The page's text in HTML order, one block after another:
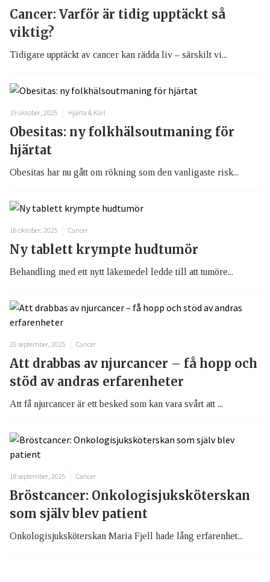
Cancer: Varför är tidig upptäckt så
viktig?
Tidigare upptäckt av cancer kan rädda liv – särskilt vi...
19 oktober, 2025 Hjärta & Kärl
Obesitas: ny folkhälsoutmaning för
hjärtat
Obesitas har nu gått om rökning som den vanligaste risk...
16 oktober, 2025 Cancer
Ny tablett krympte hudtumör
Behandling med ett nytt läkemedel ledde till att tumöre...
25 september, 2025 Cancer
Att drabbas av njurcancer – få hopp och
stöd av andras erfarenheter
Att få njurcancer är ett besked som kan vara svårt att ...
18 september, 2025 Cancer
Bröstcancer: Onkologisjuksköterskan
som själv blev patient
Onkologisjuksköterskan Maria Fjell hade lång erfarenhet...